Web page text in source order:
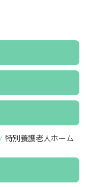
特別養護老人ホーム